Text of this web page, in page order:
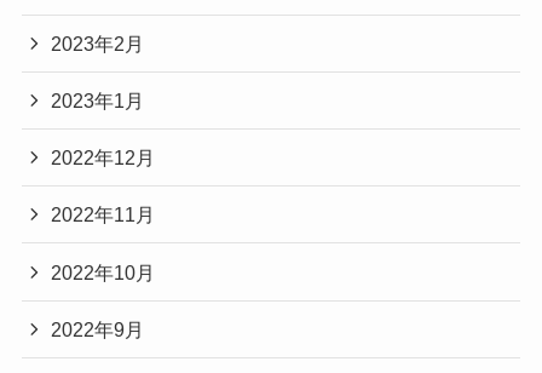
2023年2月
2023年1月
2022年12月
2022年11月
2022年10月
2022年9月